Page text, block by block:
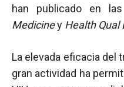
han publicado en
Mediciney Health Qual
La elevada eficacia del
gran actividad ha